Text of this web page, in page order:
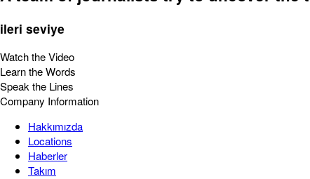
ileri seviye
Watch the Video
Learn the Words
Speak the Lines
Company Information
Hakkımızda
Locations
Haberler
Takım